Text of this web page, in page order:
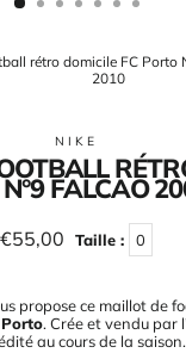
rétro domicile FC Porto
2010
NIKE
FALCAO
Prix
régulier
€55,00 Taille : 0
propose ce maillot de
Porto. Crée et vendu par
au cours de la saison.